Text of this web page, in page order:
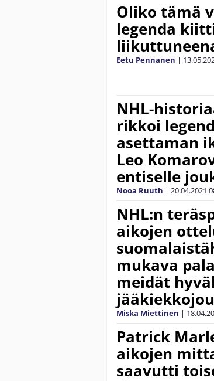
Oliko tämä
legenda
Eetu Pennanen |
NHL-
rikkoi
asettaman
Leo
entiselle
Nooa Ruuth | 20.04.2021
NHL:n
aikojen
mukava
meidät
Miska Miettinen |
Patrick
aikojen
saavutti